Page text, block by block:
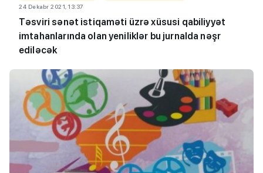
24 Dekabr 2021, 13:37
Təsviri sənət istiqaməti üzrə xüsusi qabiliyyət
imtahanlarında olan yeniliklər bu jurnalda nəşr
ediləcək